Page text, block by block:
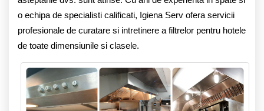
o echipa de specialisti calificati, Igiena Serv ofera servicii
profesionale de curatare si intretinere a filtrelor pentru hotele
de toate dimensiunile si clasele.